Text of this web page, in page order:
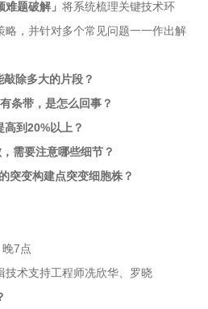
难题破解」 将系统梳理关键技术环
略，并针对多个常见问题一一作出解
除多大的片段？
条带，是怎么回事？
到20%以上？
需要注意哪些细节？
突变构建点突变细胞株？
7点
技术支持工程师冼欣华、罗晓